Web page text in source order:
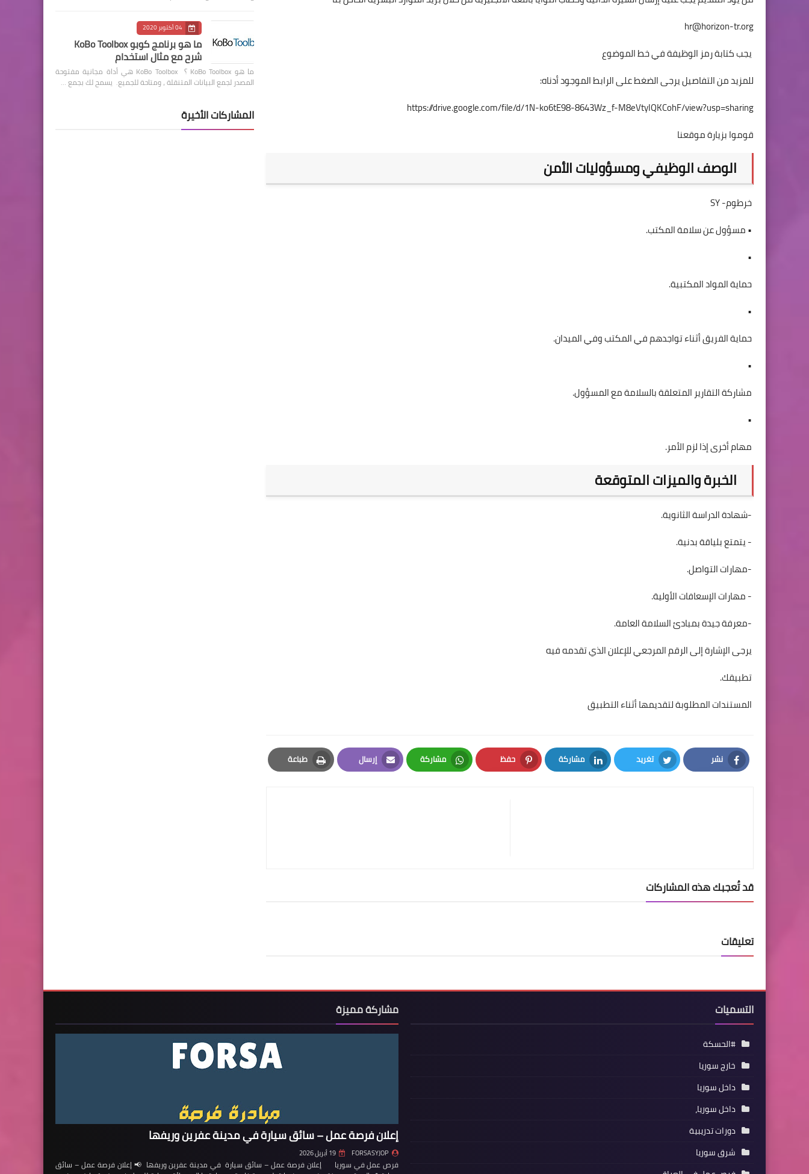
hr@horizon-tr.org
يجب كتابة رمز الوظيفة في خط الموضوع
للمزيد من التفاصيل يرجى الضغط على الرابط الموجود أدناه:
https://drive.google.com/file/d/1N-ko6tE98-8643Wz_f-M8eVtyIQKCohF/view?usp=sharing
قوموا بزيارة موقعنا
الوصف الوظيفي ومسؤوليات الأمن
خرطوم- SY
• مسؤول عن سلامة المكتب.
•
حماية المواد المكتبية.
•
حماية الفريق أثناء تواجدهم في المكتب وفي الميدان.
•
مشاركة التقارير المتعلقة بالسلامة مع المسؤول.
•
مهام أخرى إذا لزم الأمر.
الخبرة والميزات المتوقعة
-شهادة الدراسة الثانوية.
- يتمتع بلياقة بدنية.
-مهارات التواصل.
- مهارات الإسعافات الأولية.
-معرفة جيدة بمبادئ السلامة العامة.
يرجى الإشارة إلى الرقم المرجعي للإعلان الذي تقدمه فيه
تطبيقك.
المستندات المطلوبة لتقديمها أثناء التطبيق
نشر
Facebook
تغريد
Twitter
مشاركة
LinkedIn
حفظ
Pinterest
مشاركة
Whatsapp
إرسال
Email
طباعة
Print
قد تُعجبك هذه المشاركات
تعليقات
04 أكتوبر 2020
ما هو برنامج كوبو KoBo Toolbox
شرح مع مثال استخدام
ما هو KoBo Toolbox ؟ KoBo Toolbox هي أداة مجانية مفتوحة
المصدر لجمع البيانات المتنقلة ، ومتاحة للجميع. يسمح لك بجمع …
المشاركات الأخيرة
التسميات
#الحسكة
خارج سوريا
داخل سوريا
داخل سوريا،
دورات تدريبية
شرق سوريا
مشاركة مميزة
إعلان فرصة عمل – سائق سيارة في مدينة عفرين وريفها
FORSASYJOP 19 أبريل 2026
فرص عمل في سوريا إعلان فرصة عمل – سائق سيارة في مدينة عفرين وريفها 📢 إعلان فرصة عمل – سائق